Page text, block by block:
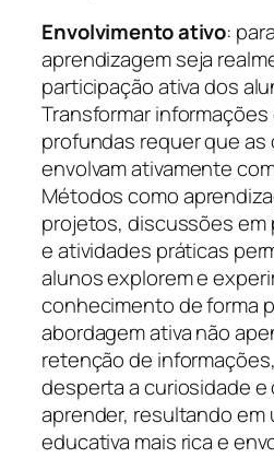
Envolvimento ativo:
aprendizagem seja
participação ativa dos
Transformar
profundas requer que as
envolvam ativamente
Métodos como
projetos, discussões
e atividades práticas
alunos explorem e
conhecimento de forma
abordagem ativa não
retenção de
desperta a curiosidade e
aprender, resultando em
educativa mais rica e